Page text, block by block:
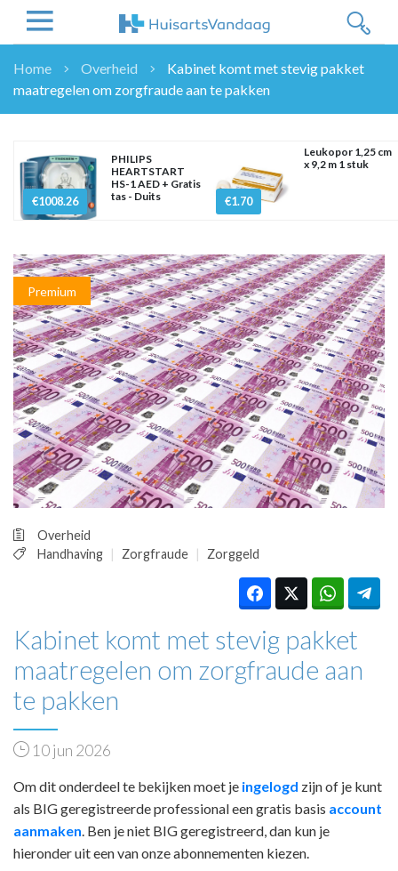
NIEUWS
OVERHEID
WETENSCHAP
ZORGVERZEKERAARS
NASCHOLINGEN
DOSSIER
ENQUÊTES
NHG
LHV
OPINIE
HUISARTSENPOST
PRAKTIJKZAKEN
TARIEVEN
VPHUISARTSEN
MEDISCHE VAKHANDEL
REGISTRATIE
Home Overheid
Kabinet komt met stevig pakket
maatregelen om zorgfraude aan te pakken
€1008.26
PHILIPS
HEARTSTART
HS-1 AED + Gratis
tas - Duits
€1.70
Leukopor 1,25 cm
x 9,2 m 1 stuk
Premium
Overheid
Handhaving
Zorgfraude Zorggeld
Kabinet komt met stevig pakket
maatregelen om zorgfraude aan
te pakken
10 jun 2026
Om dit onderdeel te bekijken moet je ingelogd zijn of je kunt
als BIG geregistreerde professional een gratis basis account
aanmaken . Ben je niet BIG geregistreerd, dan kun je
hieronder uit een van onze abonnementen kiezen.